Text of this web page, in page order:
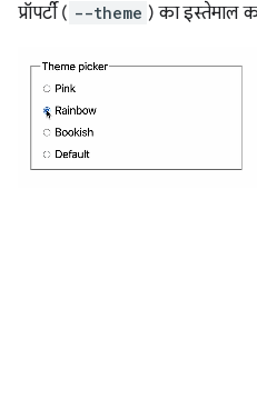
प्रॉपर्टी ( --theme ) का इस्तेमाल